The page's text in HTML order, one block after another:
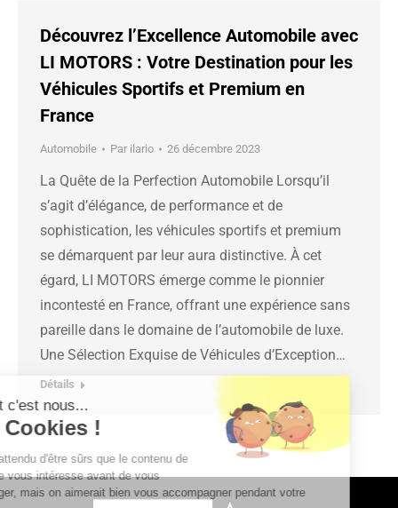
Découvrez l’Excellence Automobile avec
LI MOTORS : Votre Destination pour les
Véhicules Sportifs et Premium en
France
Automobile Par ilario 26 décembre 2023
La Quête de la Perfection Automobile Lorsqu’il
s’agit d’élégance, de performance et de
sophistication, les véhicules sportifs et premium
se démarquent par leur aura distinctive. À cet
égard, LI MOTORS émerge comme le pionnier
incontesté en France, offrant une expérience sans
pareille dans le domaine de l’automobile de luxe.
Une Sélection Exquise de Véhicules d’Exception…
Détails
Salut c'est nous...
les Cookies !
On a attendu d'être sûrs que le contenu de
ce site vous intéresse avant de vous
déranger, mais on aimerait bien vous accompagner pendant votre